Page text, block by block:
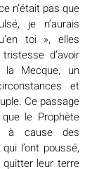
n’était pas que
je n’aurais
toi », elles
d’avoir
Mecque, un
et
Ce passage
le Prophète
l’ont poussé,
leur terre